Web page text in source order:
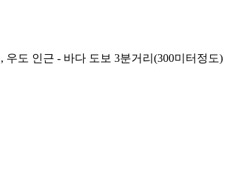
도 인근 - 바다 도보 3분거리(300미터정도